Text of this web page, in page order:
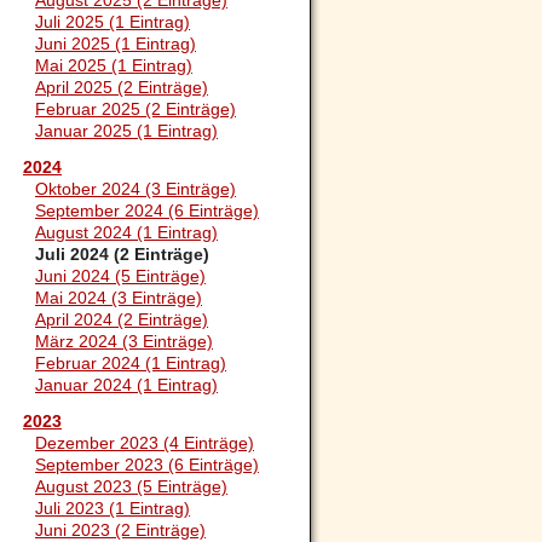
Juli 2025 (1 Eintrag)
Juni 2025 (1 Eintrag)
Mai 2025 (1 Eintrag)
April 2025 (2 Einträge)
Februar 2025 (2 Einträge)
Januar 2025 (1 Eintrag)
2024
Oktober 2024 (3 Einträge)
September 2024 (6 Einträge)
August 2024 (1 Eintrag)
Juli 2024 (2 Einträge)
Juni 2024 (5 Einträge)
Mai 2024 (3 Einträge)
April 2024 (2 Einträge)
März 2024 (3 Einträge)
Februar 2024 (1 Eintrag)
Januar 2024 (1 Eintrag)
2023
Dezember 2023 (4 Einträge)
September 2023 (6 Einträge)
August 2023 (5 Einträge)
Juli 2023 (1 Eintrag)
Juni 2023 (2 Einträge)